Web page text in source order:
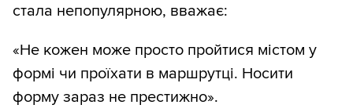
стала непопулярною, вважає:
«Не кожен може просто пройтися містом у
формі чи проїхати в маршрутці. Носити
форму зараз не престижно».